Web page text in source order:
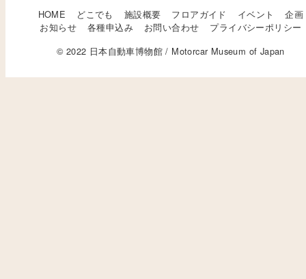
HOME どこでも 施設概要 フロアガイド イベント
企画
お知らせ
各種申込み お問い合わせ
プライバシーポリシー
© 2022 日本自動車博物館 / Motorcar Museum of Japan